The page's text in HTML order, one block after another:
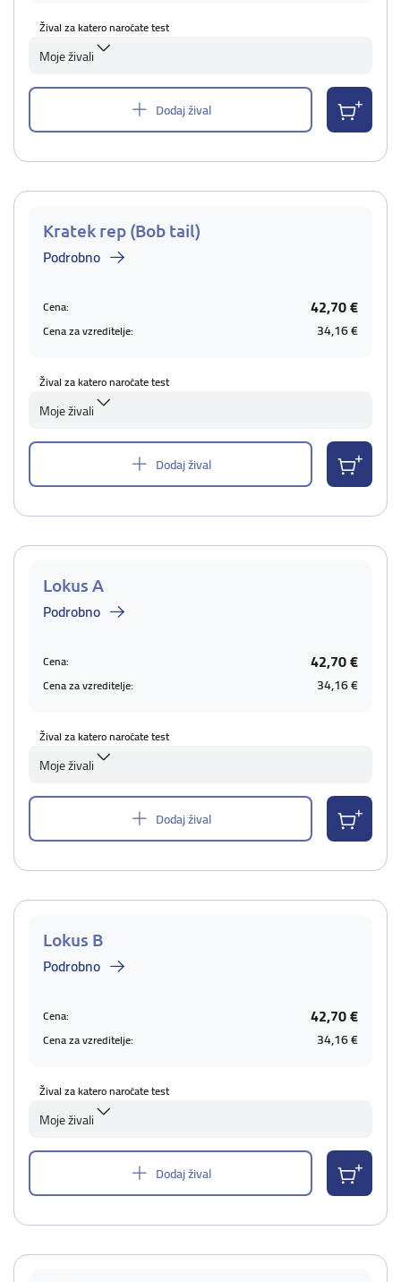
Žival za katero naročate test
Moje živali
Dodaj žival
Kratek rep (Bob tail)
Podrobno
Cena: 42,70 €
Cena za vzreditelje: 34,16 €
Žival za katero naročate test
Moje živali
Dodaj žival
Lokus A
Podrobno
Cena: 42,70 €
Cena za vzreditelje: 34,16 €
Žival za katero naročate test
Moje živali
Dodaj žival
Lokus B
Podrobno
Cena: 42,70 €
Cena za vzreditelje: 34,16 €
Žival za katero naročate test
Moje živali
Dodaj žival